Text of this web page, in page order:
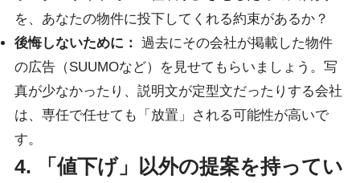
を、あなたの物件に投下してくれる約束があるか？
後悔しないために： 過去にその会社が掲載した物件
の広告（SUUMOなど）を見せてもらいましょう。写
真が少なかったり、説明文が定型文だったりする会社
は、専任で任せても「放置」される可能性が高いで
す。
4. 「値下げ」以外の提案を持ってい